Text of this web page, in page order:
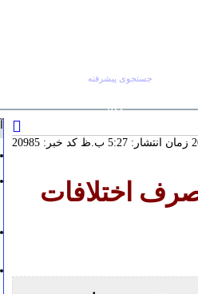
جستجوی پیشرفته
RSS
کد خبر: 20985
اختلافات